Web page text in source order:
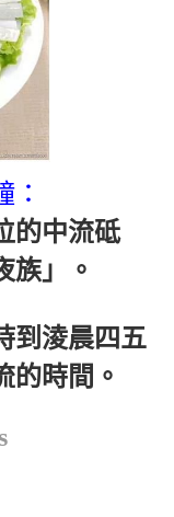
：
的中流砥
族」。
到淩晨四五
的時間。